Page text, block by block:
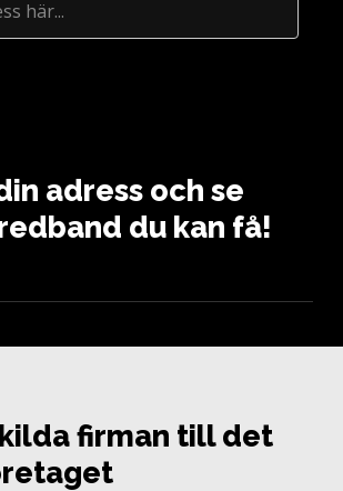
adress och se
du kan få!
firman till det